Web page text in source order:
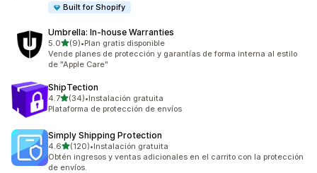
Built for Shopify
Umbrella: In‑house Warranties
5.0de 5 estrellas
(9)
9 reseñas en total
•Plan gratis disponible
Vende planes de protección y garantías de forma interna al estilo
de "Apple Care"
ShipTection
4.7de 5 estrellas
(34)
34 reseñas en total
•Instalación gratuita
Plataforma de protección de envíos
Simply Shipping Protection
4.6de 5 estrellas
(120)
120 reseñas en total
•Instalación gratuita
Obtén ingresos y ventas adicionales en el carrito con la protección
de envíos.